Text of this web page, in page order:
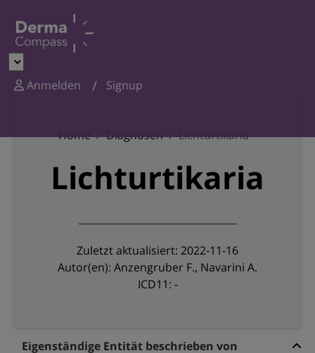
Anmelden Signup
Home Diagnosen Lichturtikaria
Lichturtikaria
Zuletzt aktualisiert: 2022-11-16
Autor(en): Anzengruber F., Navarini A.
ICD11: -
Eigenständige Entität beschrieben von